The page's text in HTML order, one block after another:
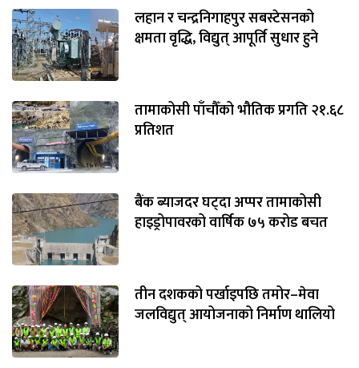
लहान र चन्द्रनिगाहपुर सबस्टेसनको
क्षमता वृद्धि, विद्युत् आपूर्ति सुधार हुने
तामाकोसी पाँचौँको भौतिक प्रगति २१.६८
प्रतिशत
बैंक ब्याजदर घट्दा अप्पर तामाकोसी
हाइड्रोपावरको वार्षिक ७५ करोड बचत
तीन दशकको पर्खाइपछि तमोर–मेवा
जलविद्युत् आयोजनाको निर्माण थालियो